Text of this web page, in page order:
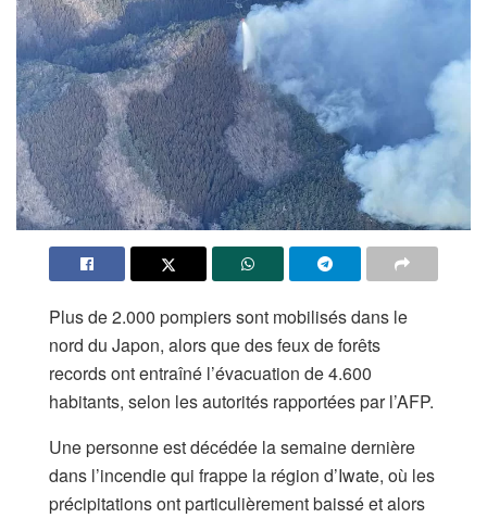
Plus de 2.000 pompiers sont mobilisés dans le
nord du Japon, alors que des feux de forêts
records ont entraîné l’évacuation de 4.600
habitants, selon les autorités rapportées par l’AFP.
Une personne est décédée la semaine dernière
dans l’incendie qui frappe la région d’Iwate, où les
précipitations ont particulièrement baissé et alors